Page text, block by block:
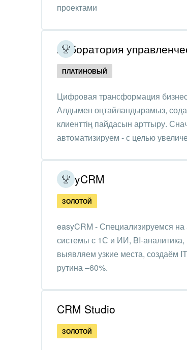
проектами
ПЛАТИНОВЫЙ
Цифровая трансформация
Алдымен оңтайландырамыз,
клиенттің пайдасын арттыру.
автоматизируем - с целью
easyCRM
ЗОЛОТОЙ
easyCRM - Специализируемся
системы с 1С и ИИ, BI-
выявляем узкие места, создаём
рутина –60%.
Реализовали 350+ кейсов
CRM Studio
ЗОЛОТОЙ